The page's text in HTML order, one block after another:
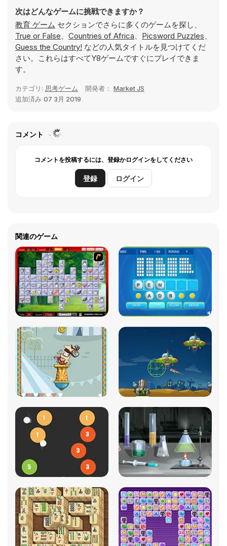
次はどんなゲームに挑戦できますか？
教育 ゲーム セクションでさらに多くのゲームを探し、
True or False、 Countries of Africa、 Picsword Puzzles、
Guess the Country! などの人気タイトルを見つけてくだ
さい。これらはすべてY8ゲームですぐにプレイできま
す。
カテゴリ: 思考ゲーム 開発者： Market JS
追加済み 07 3月 2019
コメント
コメントを投稿するには、登録かログインをしてください
登録 ログイン
関連のゲーム